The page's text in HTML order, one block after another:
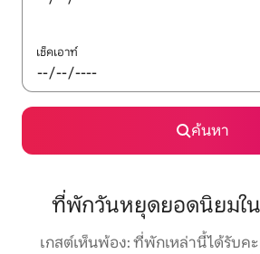
เช็คเอาท์
ค้นหา
ที่พักวันหยุดยอดนิยมใ
เกสต์เห็นพ้อง: ที่พักเหล่านี้ได้รับค